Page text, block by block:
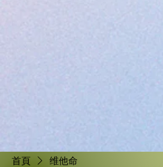
首頁 维他命